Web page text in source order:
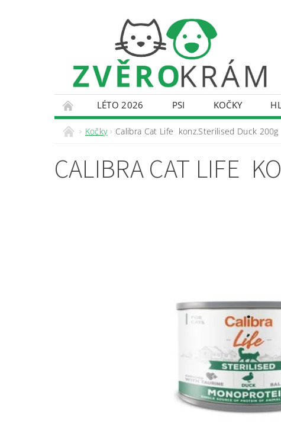
LÉTO 2026 PSI KOČKY
KONTAKTY
DOPRAVA A PLATBA
Kočky Calibra Cat Life konz.Sterilised Duck 200g
CALIBRA CAT LIFE